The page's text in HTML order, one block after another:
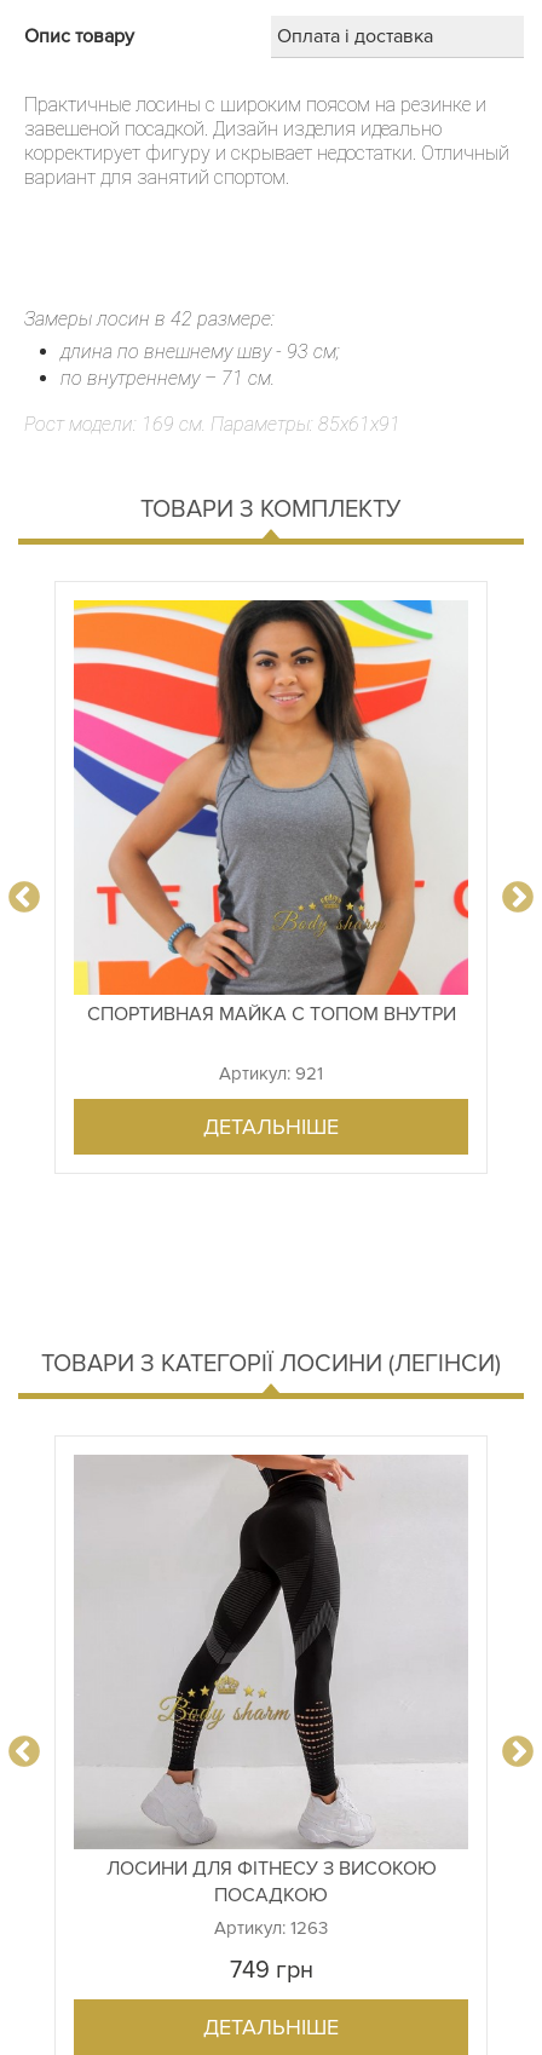
Опис товару Оплата і доставка
Практичные лосины с широким поясом на резинке и
завешеной посадкой. Дизайн изделия идеально
корректирует фигуру и скрывает недостатки. Отличный
вариант для занятий спортом.
Замеры лосин в 42 размере:
длина по внешнему шву - 93 см;
по внутреннему – 71 см.
Рост модели: 169 см. Параметры: 85х61х91
ТОВАРИ З КОМПЛЕКТУ
СПОРТИВНАЯ МАЙКА С ТОПОМ ВНУТРИ
Артикул: 921
ДЕТАЛЬНІШЕ
ТОВАРИ З КАТЕГОРІЇ ЛОСИНИ (ЛЕГІНСИ)
ЛОСИНИ ДЛЯ ФІТНЕСУ З ВИСОКОЮ
ПОСАДКОЮ
Артикул: 1263
749 грн
ДЕТАЛЬНІШЕ